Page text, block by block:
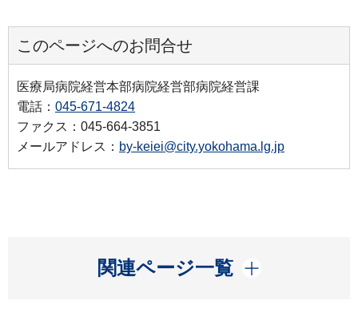
このページへのお問合せ
医療局病院経営本部病院経営部病院経営課
電話： 045-671-4824
ファクス：045-664-3851
メールアドレス： by-keiei@city.yokohama.lg.jp
関連ページ一覧
開く